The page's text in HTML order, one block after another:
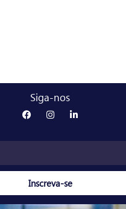
Siga-nos
Inscreva-se